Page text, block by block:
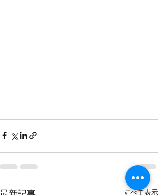
すべて表示